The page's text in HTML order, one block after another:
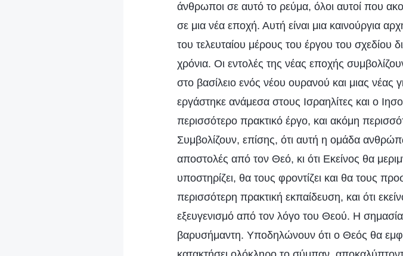
άνθρωποι σε αυτό το ρεύμα, όλοι αυτοί που
σε μια νέα εποχή. Αυτή είναι μια καινούργια
του τελευταίου μέρους του έργου του σχεδίου
χρόνια. Οι εντολές της νέας εποχής
στο βασίλειο ενός νέου ουρανού και μιας
εργάστηκε ανάμεσα στους Ισραηλίτες και ο
περισσότερο πρακτικό έργο, και ακόμη
Συμβολίζουν, επίσης, ότι αυτή η ομάδα
αποστολές από τον Θεό, κι ότι Εκείνος θα
υποστηρίζει, θα τους φροντίζει και θα τους
περισσότερη πρακτική εκπαίδευση, και ότι
εξευγενισμό από τον λόγο του Θεού. Η
βαρυσήμαντη. Υποδηλώνουν ότι ο Θεός θα